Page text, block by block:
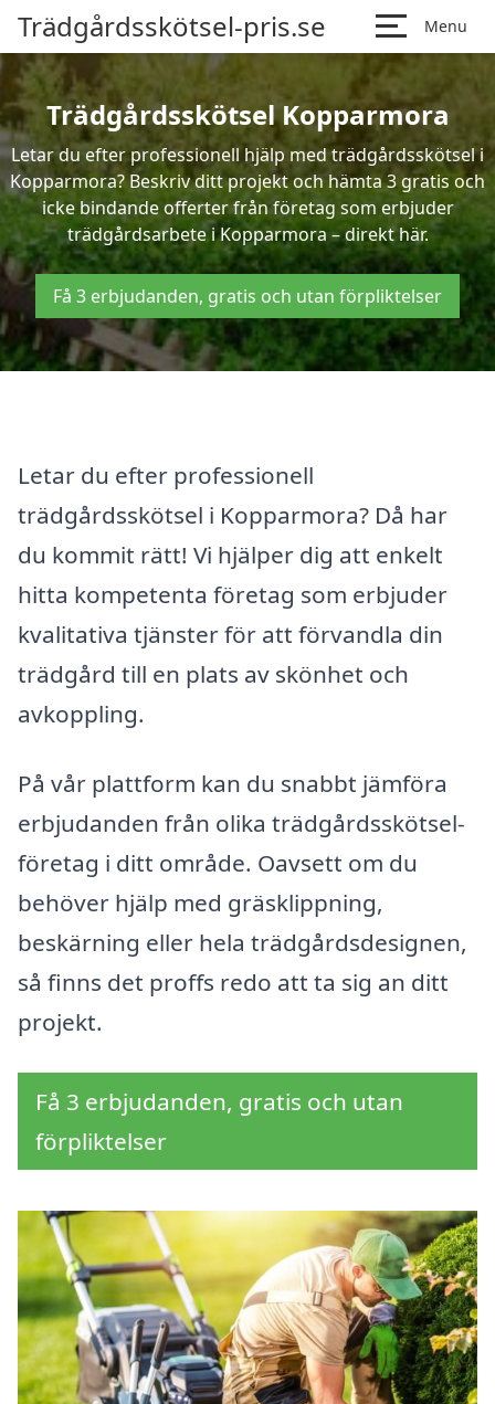
Trädgårdsskötsel-pris.se Menu
Trädgårdsskötsel Kopparmora
Letar du efter professionell hjälp med trädgårdsskötsel i
Kopparmora? Beskriv ditt projekt och hämta 3 gratis och
icke bindande offerter från företag som erbjuder
trädgårdsarbete i Kopparmora – direkt här.
Få 3 erbjudanden, gratis och utan förpliktelser
Letar du efter professionell
trädgårdsskötsel i Kopparmora? Då har
du kommit rätt! Vi hjälper dig att enkelt
hitta kompetenta företag som erbjuder
kvalitativa tjänster för att förvandla din
trädgård till en plats av skönhet och
avkoppling.
På vår plattform kan du snabbt jämföra
erbjudanden från olika trädgårdsskötsel-
företag i ditt område. Oavsett om du
behöver hjälp med gräsklippning,
beskärning eller hela trädgårdsdesignen,
så finns det proffs redo att ta sig an ditt
projekt.
Få 3 erbjudanden, gratis och utan
förpliktelser